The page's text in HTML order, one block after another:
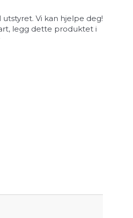
Vi kan hjelpe deg!
legg dette produktet i